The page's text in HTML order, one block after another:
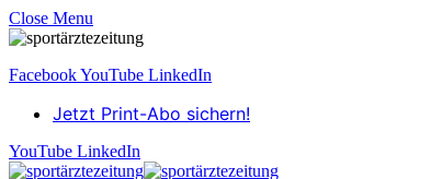
Close Menu
FacebookYouTube LinkedIn
Jetzt Print-Abo sichern!
YouTube LinkedIn